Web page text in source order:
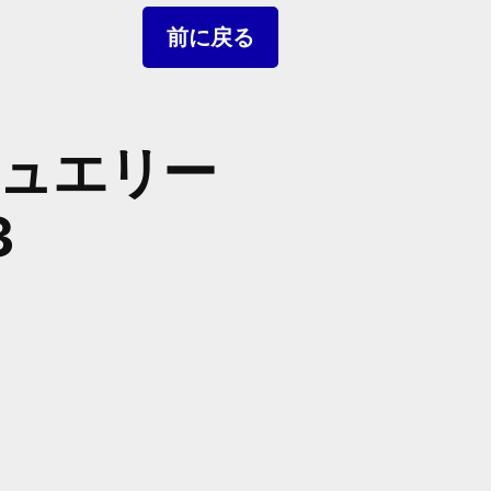
エリー